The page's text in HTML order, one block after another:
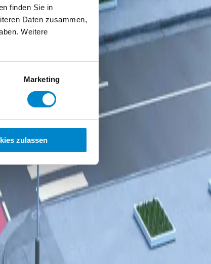
finden Sie in
Daten zusammen,
Weitere
Marketing
zulassen